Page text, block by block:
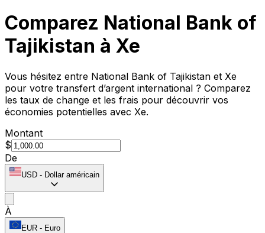
Comparez National Bank of
Tajikistan à Xe
Vous hésitez entre National Bank of Tajikistan et Xe
pour votre transfert d’argent international ? Comparez
les taux de change et les frais pour découvrir vos
économies potentielles avec Xe.
Montant
$
De
USD - Dollar américain
À
EUR - Euro